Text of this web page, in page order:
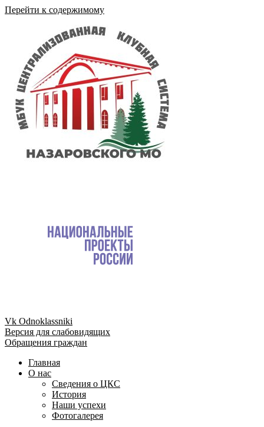
Перейти к содержимому
Vk Odnoklassniki
Версия для слабовидящих
Обращения граждан
Главная
О нас
Сведения о ЦКС
История
Наши успехи
Фотогалерея